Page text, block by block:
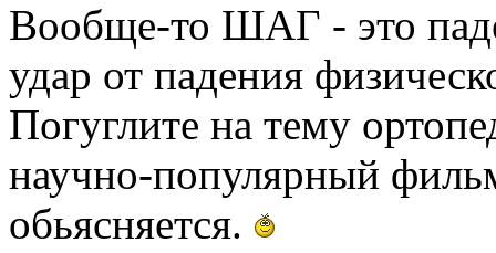
Вообще-то ШАГ - это
удар от падения
Погуглите на тему
научно-популярный
обьясняется.